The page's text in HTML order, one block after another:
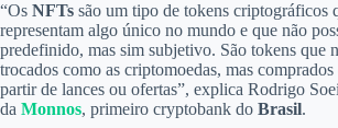
“Os NFTs são um tipo de tokens criptográficos
representam algo único no mundo e que não
predefinido, mas sim subjetivo. São tokens que
trocados como as criptomoedas, mas
partir de lances ou ofertas”, explica Rodrigo
da Monnos, primeiro cryptobank do Brasil.